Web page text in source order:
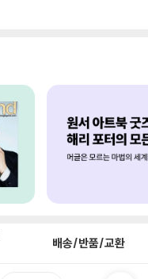
배송/반품/교환